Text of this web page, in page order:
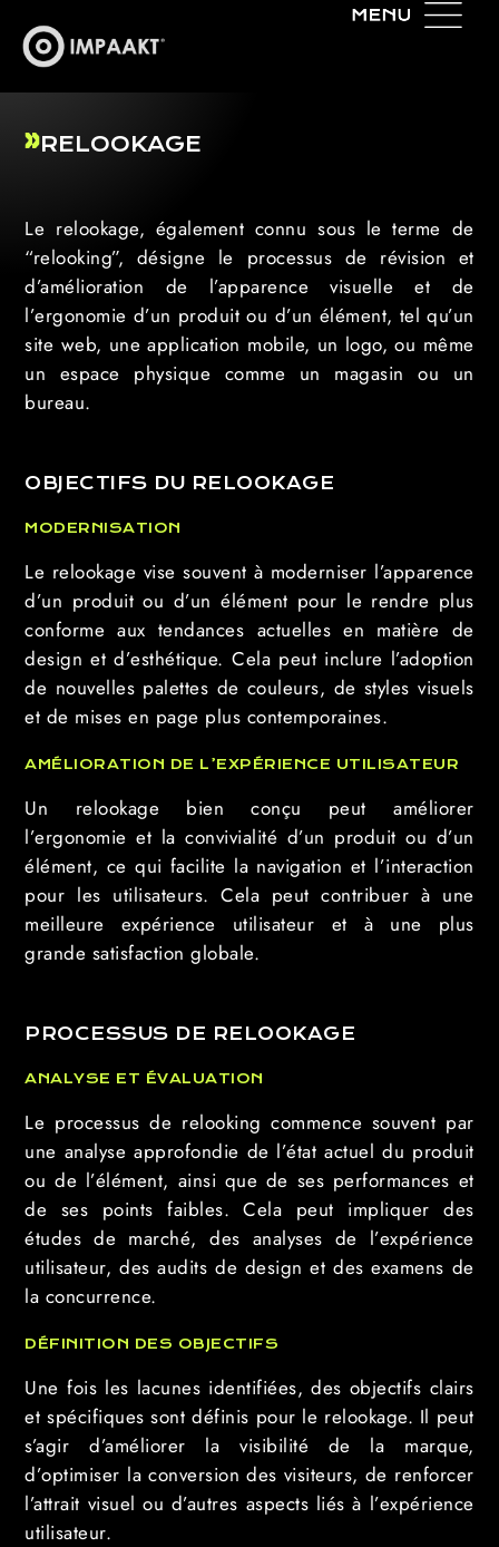
RELOOKAGE
Le relookage, également connu sous le terme de
“relooking”, désigne le processus de révision et
d’amélioration de l’apparence visuelle et de
l’ergonomie d’un produit ou d’un élément, tel qu’un
site web, une application mobile, un logo, ou même
un espace physique comme un magasin ou un
bureau.
OBJECTIFS DU RELOOKAGE
MODERNISATION
Le relookage vise souvent à moderniser l’apparence
d’un produit ou d’un élément pour le rendre plus
conforme aux tendances actuelles en matière de
design et d’esthétique. Cela peut inclure l’adoption
de nouvelles palettes de couleurs, de styles visuels
et de mises en page plus contemporaines.
AMÉLIORATION DE L’EXPÉRIENCE UTILISATEUR
Un relookage bien conçu peut améliorer
l’ergonomie et la convivialité d’un produit ou d’un
élément, ce qui facilite la navigation et l’interaction
pour les utilisateurs. Cela peut contribuer à une
meilleure expérience utilisateur et à une plus
grande satisfaction globale.
PROCESSUS DE RELOOKAGE
ANALYSE ET ÉVALUATION
Le processus de relooking commence souvent par
une analyse approfondie de l’état actuel du produit
ou de l’élément, ainsi que de ses performances et
de ses points faibles. Cela peut impliquer des
études de marché, des analyses de l’expérience
utilisateur, des audits de design et des examens de
la concurrence.
DÉFINITION DES OBJECTIFS
Une fois les lacunes identifiées, des objectifs clairs
et spécifiques sont définis pour le relookage. Il peut
s’agir d’améliorer la visibilité de la marque,
d’optimiser la conversion des visiteurs, de renforcer
l’attrait visuel ou d’autres aspects liés à l’expérience
utilisateur.